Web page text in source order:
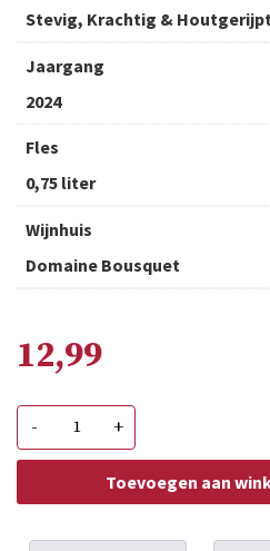
Stevig, Krachtig & Houtgerijpt
Jaargang
2024
Fles
0,75 liter
Wijnhuis
Domaine Bousquet
12,99
-
Domaine
Bousquet
Cabernet
Sauvignon
Reserve
(bio)
+
Toevoegen aan